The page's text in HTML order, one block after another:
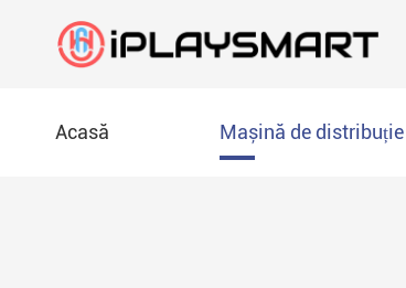
Acasă Mașină de distribuție